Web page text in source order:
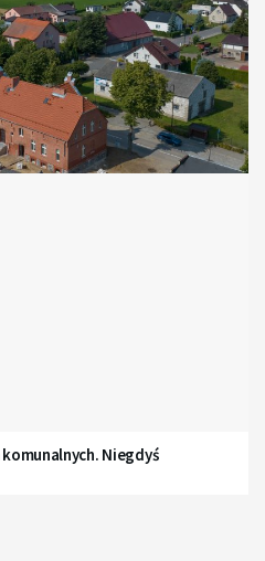
Niegdyś